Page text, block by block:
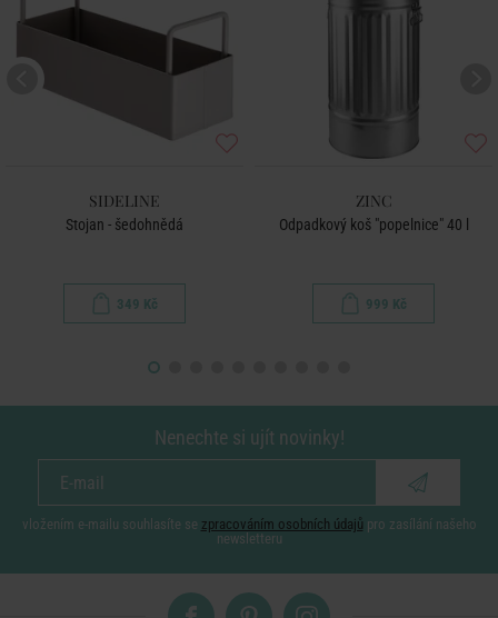
SIDELINE
Stojan - šedohnědá
349 Kč
ZINC
Odpadkový koš "popelnice" 40 l
999 Kč
Nenechte si ujít novinky!
vložením e-mailu souhlasíte se zpracováním osobních údajů pro zasílání našeho
newsletteru